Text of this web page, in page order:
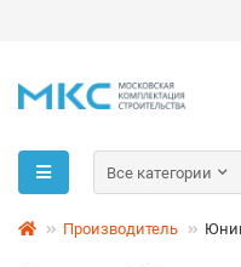
Все категории
Производитель